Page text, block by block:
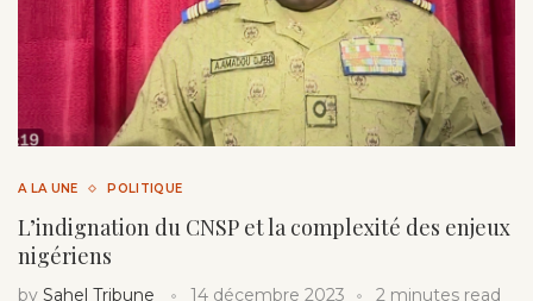
A LA UNE POLITIQUE
L’indignation du CNSP et la complexité des enjeux
nigériens
by Sahel Tribune 14 décembre 2023 2 minutes read